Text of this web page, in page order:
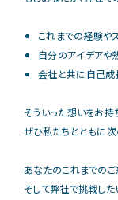
これまでの経験や
自分のアイデアや
会社と共に自己成
そういった想いをお持
ぜひ私たちとともに次
あなたのこれまでのご
そして弊社で挑戦した